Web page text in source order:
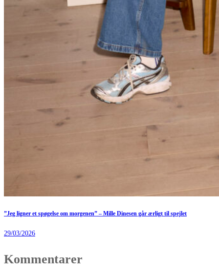
”Jeg ligner et spøgelse om morgenen” – Mille Dinesen går ærligt til spejlet
29/03/2026
Kommentarer